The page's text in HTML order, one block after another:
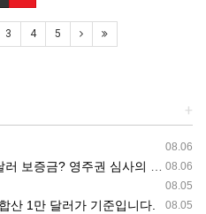
3 4 5
+
08.06
08.06
금? 영주권 심사의 새로운 변수
08.05
08.05
산 1만 달러가 기준입니다.